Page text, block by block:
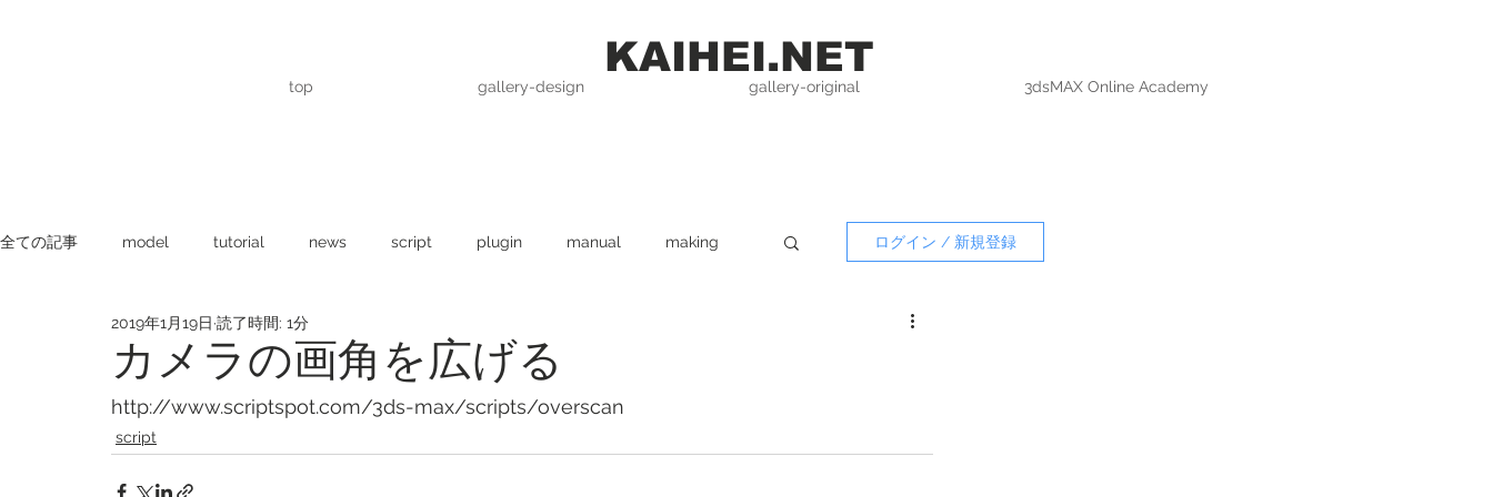
top gallery-design gallery-original 3dsMAX Online Academy
KAIHEI.NET
全ての記事 model tutorial news script plugin manual making
topic serch Kitbash
AE plugin Matome Hdri Material photogrametory Photoshop plugin
ログイン / 新規登録
カメラの画角を広げる
2019年1月19日 読了時間: 1分
http://www.scriptspot.com/3ds-max/scripts/overscan
script